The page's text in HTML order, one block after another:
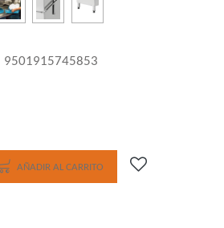
9501915745853
AÑADIR AL CARRITO